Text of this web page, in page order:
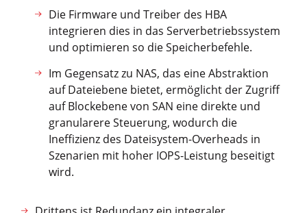
Die Firmware und Treiber des HBA
integrieren dies in das Serverbetriebssystem
und optimieren so die Speicherbefehle.
Im Gegensatz zu NAS, das eine Abstraktion
auf Dateiebene bietet, ermöglicht der Zugriff
auf Blockebene von SAN eine direkte und
granularere Steuerung, wodurch die
Ineffizienz des Dateisystem-Overheads in
Szenarien mit hoher IOPS-Leistung beseitigt
wird.